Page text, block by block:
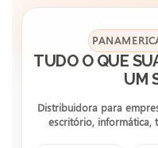
TUDO O QUE
UM
Distribuidora para
escritório, informática,